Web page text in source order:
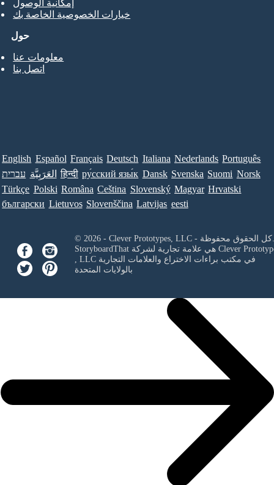
حول
معلومات عنا
اتصل بنا
إمكانية الوصول
خيارات الخصوصية الخاصة بك
English Español Français Deutsch Italiana Nederlands Português
עברית العَرَبِيَّة हिन्दी ру́сский язы́к Dansk Svenska Suomi Norsk
Türkçe Polski Româna Ceština Slovenský Magyar Hrvatski
български Lietuvos Slovenščina Latvijas eesti
© 2026 - Clever Prototypes, LLC - كل الحقوق محفوظة.
StoryboardThat هي علامة تجارية لشركة Clever
, LLCفي مكتب براءات الاختراع والعلامات التجارية
بالولايات المتحدة